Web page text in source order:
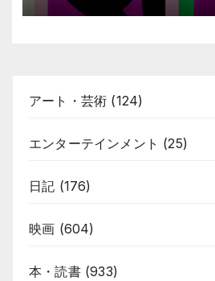
アート・芸術 (124)
エンターテインメント (25)
日記 (176)
映画 (604)
本・読書(933)